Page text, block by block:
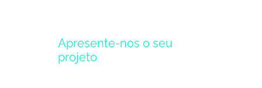
Apresente-nos o seu
projeto